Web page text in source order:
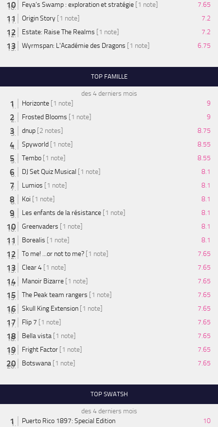
Feya’s Swamp : exploration et stratégie [1 note]
7.65
Origin Story [1 note]
7.2
Estate: Raise The Realms [1 note]
7.2
Wyrmspan: L'Académie des Dragons [1 note] 6.75
TOP FAMILLE
des 4 derniers mois
Horizonte [1 note]
9
Frosted Blooms [1 note]
9
dnup [2 notes]
8.75
Spyworld [1 note]
8.55
Tembo [1 note]
8.55
DJ Set Quiz Musical [1 note]
8.1
Lumios [1 note]
8.1
Koi [1 note]
8.1
Les enfants de la résistance [1 note]
8.1
Greenvaders [1 note]
8.1
Borealis [1 note]
8.1
To me! ...or not to me? [1 note]
7.65
Clear 4 [1 note]
7.65
Manoir Bizarre [1 note]
7.65
The Peak team rangers [1 note]
7.65
Skull King Extension [1 note]
7.65
Flip 7 [1 note]
7.65
Bella vista [1 note]
7.65
Fright Factor [1 note]
7.65
Botswana [1 note] 7.65
TOP SWATSH
des 4 derniers mois
Puerto Rico 1897: Special Edition
10